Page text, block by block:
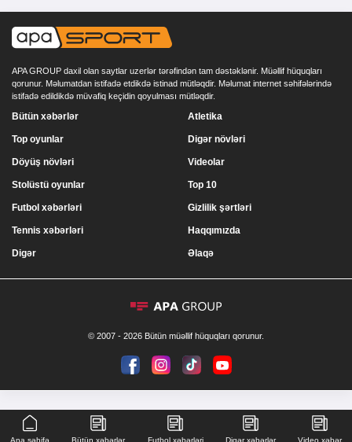
APA GROUP daxil olan saytlar uzerlər tərəfindən tam dəstəklənir. Müəllif hüquqları
qorunur. Məlumatdan istifadə etdikdə istinad mütləqdir. Məlumat internet səhifələrində
istifadə edildikdə müvafiq keçidin qoyulması mütləqdir.
Bütün xəbərlər
Top oyunlar
Döyüş növləri
Stolüstü oyunlar
Atletika
Digər növləri
Videolar
Top 10
Futbol xəbərləri
Tennis xəbərləri
Digər
Gizlilik şərtləri
Haqqımızda
Əlaqə
© 2007 - 2026 Bütün müəllif hüquqları qorunur.
Ana səhifə Bütün xəbərlər Futbol xəbərləri Digər xəbərlər Video xəbər